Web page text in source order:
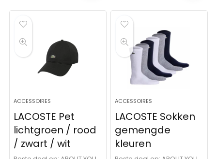
ACCESSOIRES
LACOSTE Pet
lichtgroen / rood
/ zwart / wit
ACCESSOIRES
LACOSTE Sokken
gemengde
kleuren